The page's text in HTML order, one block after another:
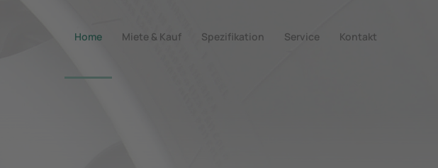
Home Miete & Kauf Spezifikation Service Kontakt